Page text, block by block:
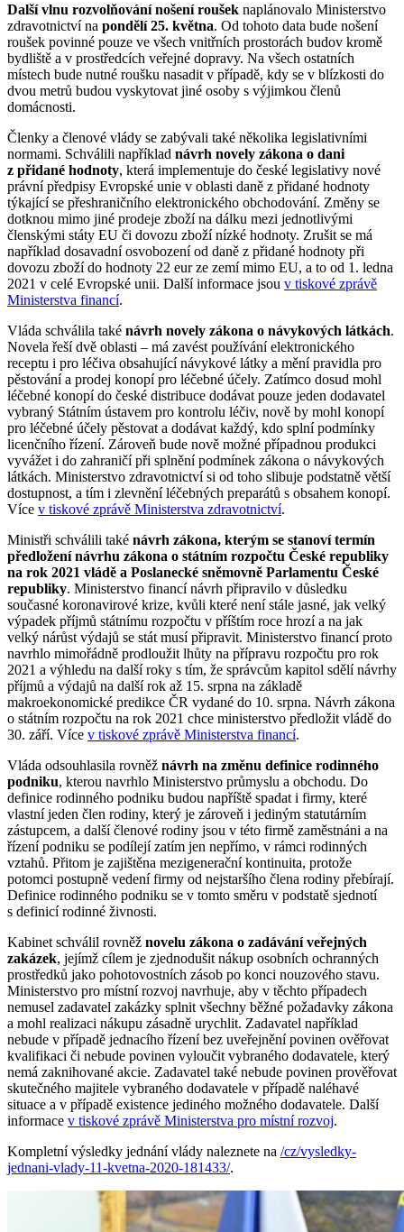
Další vlnu rozvolňování nošení roušek naplánovalo Ministerstvo
zdravotnictví na pondělí 25. května. Od tohoto data bude nošení
roušek povinné pouze ve všech vnitřních prostorách budov kromě
bydliště a v prostředcích veřejné dopravy. Na všech ostatních
místech bude nutné roušku nasadit v případě, kdy se v blízkosti do
dvou metrů budou vyskytovat jiné osoby s výjimkou členů
domácnosti.
Členky a členové vlády se zabývali také několika legislativními
normami. Schválili například návrh novely zákona o dani
z přidané hodnoty, která implementuje do české legislativy nové
právní předpisy Evropské unie v oblasti daně z přidané hodnoty
týkající se přeshraničního elektronického obchodování. Změny se
dotknou mimo jiné prodeje zboží na dálku mezi jednotlivými
členskými státy EU či dovozu zboží nízké hodnoty. Zrušit se má
například dosavadní osvobození od daně z přidané hodnoty při
dovozu zboží do hodnoty 22 eur ze zemí mimo EU, a to od 1. ledna
2021 v celé Evropské unii. Další informace jsou v tiskové zprávě
Ministerstva financí.
Vláda schválila také návrh novely zákona o návykových látkách.
Novela řeší dvě oblasti – má zavést používání elektronického
receptu i pro léčiva obsahující návykové látky a mění pravidla pro
pěstování a prodej konopí pro léčebné účely. Zatímco dosud mohl
léčebné konopí do české distribuce dodávat pouze jeden dodavatel
vybraný Státním ústavem pro kontrolu léčiv, nově by mohl konopí
pro léčebné účely pěstovat a dodávat každý, kdo splní podmínky
licenčního řízení. Zároveň bude nově možné případnou produkci
vyvážet i do zahraničí při splnění podmínek zákona o návykových
látkách. Ministerstvo zdravotnictví si od toho slibuje podstatně větší
dostupnost, a tím i zlevnění léčebných preparátů s obsahem konopí.
Více v tiskové zprávě Ministerstva zdravotnictví.
Ministři schválili také návrh zákona, kterým se stanoví termín
předložení návrhu zákona o státním rozpočtu České republiky
na rok 2021 vládě a Poslanecké sněmovně Parlamentu České
republiky. Ministerstvo financí návrh připravilo v důsledku
současné koronavirové krize, kvůli které není stále jasné, jak velký
výpadek příjmů státnímu rozpočtu v příštím roce hrozí a na jak
velký nárůst výdajů se stát musí připravit. Ministerstvo financí proto
navrhlo mimořádně prodloužit lhůty na přípravu rozpočtu pro rok
2021 a výhledu na další roky s tím, že správcům kapitol sdělí návrhy
příjmů a výdajů na další rok až 15. srpna na základě
makroekonomické predikce ČR vydané do 10. srpna. Návrh zákona
o státním rozpočtu na rok 2021 chce ministerstvo předložit vládě do
30. září. Více v tiskové zprávě Ministerstva financí.
Vláda odsouhlasila rovněž návrh na změnu definice rodinného
podniku, kterou navrhlo Ministerstvo průmyslu a obchodu. Do
definice rodinného podniku budou napříště spadat i firmy, které
vlastní jeden člen rodiny, který je zároveň i jediným statutárním
zástupcem, a další členové rodiny jsou v této firmě zaměstnáni a na
řízení podniku se podílejí zatím jen nepřímo, v rámci rodinných
vztahů. Přitom je zajištěna mezigenerační kontinuita, protože
potomci postupně vedení firmy od nejstaršího člena rodiny přebírají.
Definice rodinného podniku se v tomto směru v podstatě sjednotí
s definicí rodinné živnosti.
Kabinet schválil rovněž novelu zákona o zadávání veřejných
zakázek, jejímž cílem je zjednodušit nákup osobních ochranných
prostředků jako pohotovostních zásob po konci nouzového stavu.
Ministerstvo pro místní rozvoj navrhuje, aby v těchto případech
nemusel zadavatel zakázky splnit všechny běžné požadavky zákona
a mohl realizaci nákupu zásadně urychlit. Zadavatel například
nebude v případě jednacího řízení bez uveřejnění povinen ověřovat
kvalifikaci či nebude povinen vyloučit vybraného dodavatele, který
nemá zaknihované akcie. Zadavatel také nebude povinen prověřovat
skutečného majitele vybraného dodavatele v případě naléhavé
situace a v případě existence jediného možného dodavatele. Další
informace v tiskové zprávě Ministerstva pro místní rozvoj.
Kompletní výsledky jednání vlády naleznete na /cz/vysledky-
jednani-vlady-11-kvetna-2020-181433/.